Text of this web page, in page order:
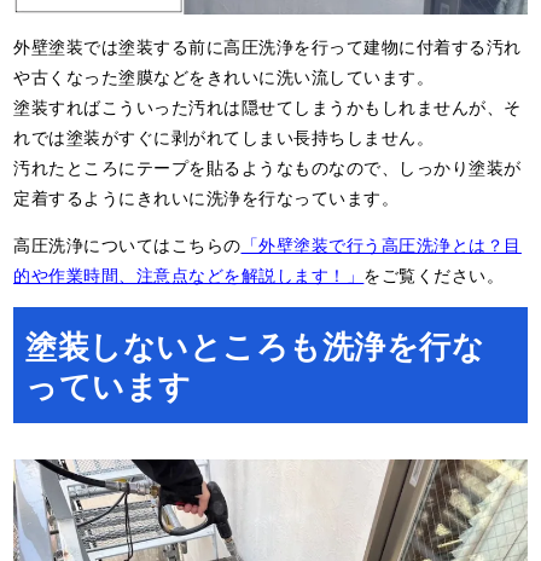
外壁塗装では塗装する前に高圧洗浄を行って建物に付着する汚れ
や古くなった塗膜などをきれいに洗い流しています。
塗装すればこういった汚れは隠せてしまうかもしれませんが、そ
れでは塗装がすぐに剥がれてしまい長持ちしません。
汚れたところにテープを貼るようなものなので、しっかり塗装が
定着するようにきれいに洗浄を行なっています。
高圧洗浄についてはこちらの 「外壁塗装で行う高圧洗浄とは？目
的や作業時間、注意点などを解説します！」 をご覧ください。
塗装しないところも洗浄を行な
っています